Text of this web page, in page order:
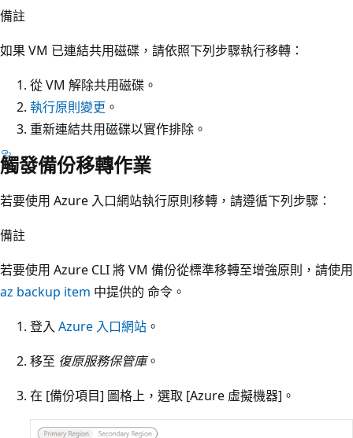
備註
如果 VM 已連結共用磁碟，請依照下列步驟執行移轉：
從 VM 解除共用磁碟。
執行原則變更 。
重新連結共用磁碟以實作排除。
觸發備份移轉作業
若要使用 Azure 入口網站執行原則移轉，請遵循下列步驟：
備註
若要使用 Azure CLI 將 VM 備份從標準移轉至增強原則，請使用
az backup item 中提供的 命令。
登入 Azure 入口網站 。
移至 復原服務保管庫。
在 [備份項目] 圖格上，選取 [Azure 虛擬機器] 。